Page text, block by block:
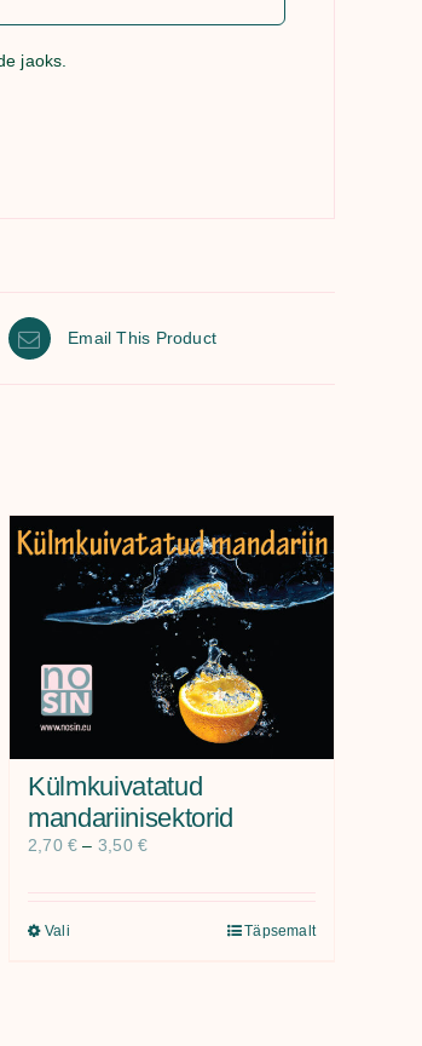
jaoks.
Email This Product
Külmkuivatatud
mandariinisektorid
2,70€ – 3,50 €
Vali Täpsemalt